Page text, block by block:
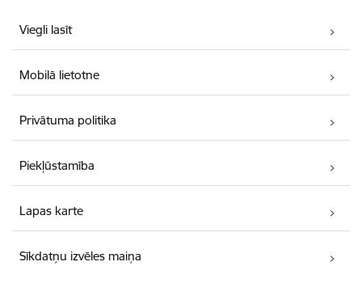
Viegli lasīt
Mobilā lietotne
Privātuma politika
Piekļūstamība
Lapas karte
Sīkdatņu izvēles maiņa